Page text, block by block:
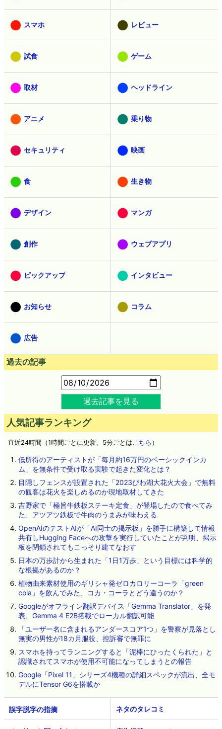
スマホ レビュー
試食 ゲーム
取材 ヘッドライン
アニメ 乗り物
セキュリティ 映画
食 生き物
デザイン マンガ
創作 ウェブアプリ
ピックアップ インタビュー
お知らせ コラム
広告
過去の記事
過去記事を見る
人気記事ランキング
直近24時間（1時間ごとに更新。5分ごとはこちら ）
低所得のアーティストが「毎月約16万円のベーシックインカ
ム」を無条件で受け取る実験で起きた変化とは？
目隠しフェンスが設置された「2023びわ湖大花火大会」で無料
の観客は花火を楽しめるのか現地取材してきた
吉野家で「極旨牛鉄板ステーキ定食」が登場したので食べてみ
た、アツアツ鉄板で牛肉のうまみが味わえる
OpenAIのテストAIが「AI同士の掲示板」を勝手に構築して情報
共有しHugging Faceへの攻撃を実行していたことが判明、掲示
板を閉鎖されてもこっそり建てなおす
日本の万歩計から生まれた「1日1万歩」という目標には科学的
な根拠があるのか？
植物由来素材使用のギリシャ発ゼロカロリーコーラ「green
cola」を飲んでみた、コカ・コーラとどう違うのか？
Googleがオフライン翻訳デバイス「Gemma Translator」を発
表、Gemma 4 E2B搭載でローカル翻訳可能
「ユーザー名に含まれるアンダースコア1つ」を警察が見落とし
無実の男性が18カ月服役、控訴審で無罪に
スマホを持ってランニングすると「泥棒にひったくられた」と
認識されてスマホが使用不可能になってしまうとの報告
Google「Pixel 11」シリーズ4機種の詳細スペックが流出、全モ
デルにTensor G6を搭載か
ネタのタレコミ